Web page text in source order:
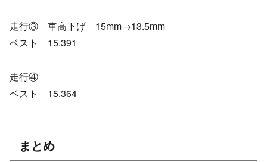
走行③ 車高下げ 15mm→13.5mm
ベスト 15.391
走行④
ベスト 15.364
まとめ